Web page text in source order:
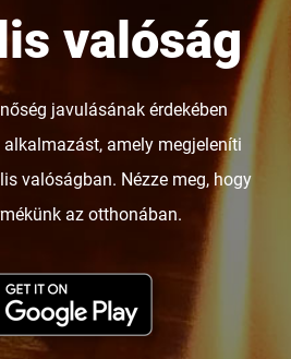
valóság
javulásának érdekében
amely megjeleníti
valóságban. Nézze meg, hogy
az otthonában.